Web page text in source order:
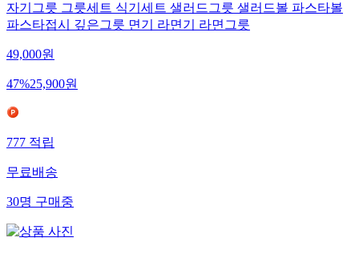
자기그릇 그릇세트 식기세트 샐러드그릇 샐러드볼 파스타볼
파스타접시 깊은그릇 면기 라면기 라면그릇
49,000원
47%25,900원
777 적립
무료배송
30명 구매중